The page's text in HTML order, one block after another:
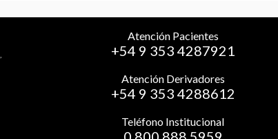
Atención Pacientes
+54 9 353 4287921
Atención Derivadores
+54 9 353 4288612
Teléfono Institucional